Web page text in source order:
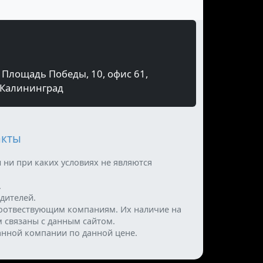
Площадь Победы, 10, офис 61,
Калининград
при каких условиях не являются
компаниям. Их наличие на
связаны с данным сайтом.
компании по данной цене.